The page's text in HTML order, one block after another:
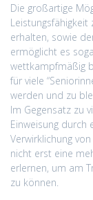
Die großartige
erhalten, sowie
ermöglicht es
wettkampfmäßig
für viele
werden und zu
Im Gegensatz zu
Einweisung
Verwirklichung
nicht erst eine
erlernen, um am
zu können.